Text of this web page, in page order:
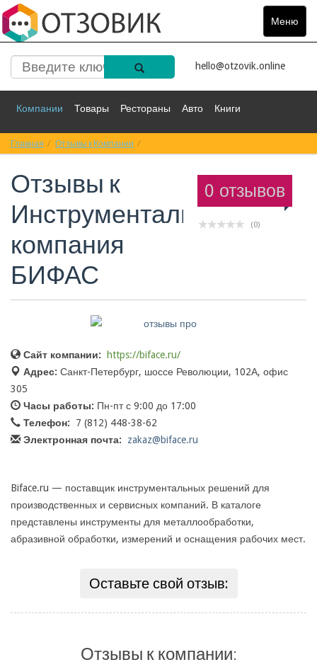
Меню
Toggle
hello@otzovik.online
Компании Товары Рестораны Авто Книги
Спорт Фильмы Деньги
Красота Здоровье
Главная Отзывы к Компании
0 отзывов
(0)
Отзывы к
Инструментальная
компания
БИФАС
Сайт компании:
https://biface.ru/
Адрес: Санкт-Петербург, шоссе Революции, 102А, офис
305
Часы работы: Пн-пт с 9:00 до 17:00
Телефон:
7 (812) 448-38-62
Электронная почта:
zakaz@biface.ru
Biface.ru — поставщик инструментальных решений для
производственных и сервисных компаний. В каталоге
представлены инструменты для металлообработки,
абразивной обработки, измерений и оснащения рабочих мест.
Оставьте свой отзыв:
Отзывы к компании: